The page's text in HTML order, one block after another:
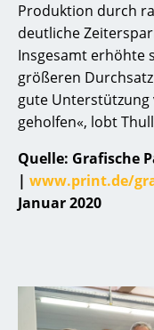
Produktion durch
deutliche
Insgesamt erhöhte
größeren
gute Unterstützung
geholfen«, lobt
Quelle: Grafische
| www.print.de/
Januar 2020